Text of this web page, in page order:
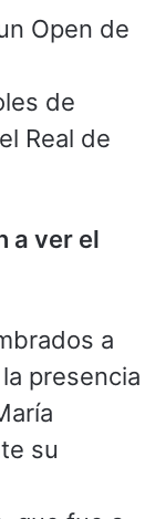
Open de
de
Real de
a ver el
a
presencia
su